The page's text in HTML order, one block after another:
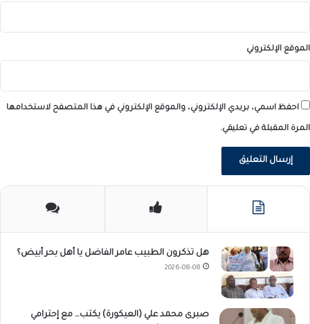
الموقع الإلكتروني
احفظ اسمي، بريدي الإلكتروني، والموقع الإلكتروني في هذا المتصفح لاستخدامها
المرة المقبلة في تعليقي.
هل تذكرون الطبيب عامر الفاضل يا أهل بحر أبيض؟
2026-08-08
صبرى محمد علي (العيكورة) يكتب… مع إحترامي